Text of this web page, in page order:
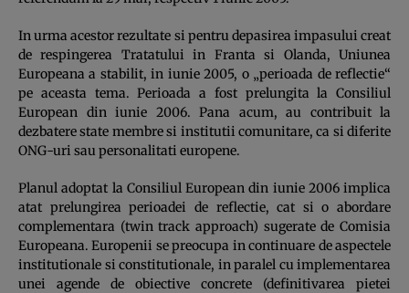
In urma acestor rezultate si pentru depasirea impasului creat
de respingerea Tratatului in Franta si Olanda, Uniunea
Europeana a stabilit, in iunie 2005, o „perioada de reflectie“
pe aceasta tema. Perioada a fost prelungita la Consiliul
European din iunie 2006. Pana acum, au contribuit la
dezbatere state membre si institutii comunitare, ca si diferite
ONG-uri sau personalitati europene.
Planul adoptat la Consiliul European din iunie 2006 implica
atat prelungirea perioadei de reflectie, cat si o abordare
complementara (twin track approach) sugerate de Comisia
Europeana. Europenii se preocupa in continuare de aspectele
institutionale si constitutionale, in paralel cu implementarea
unei agende de obiective concrete (definitivarea pietei